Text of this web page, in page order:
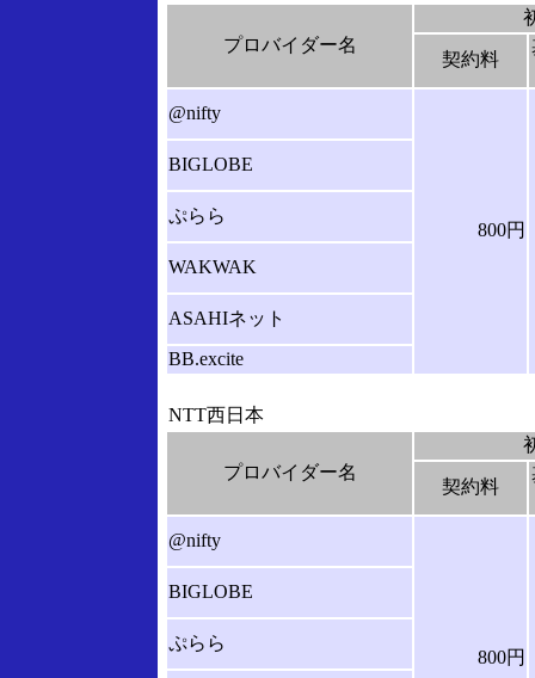
プロバイダー名
契約料
@nifty
800円
BIGLOBE
ぷらら
WAKWAK
ASAHIネット
BB.excite
NTT西日本
プロバイダー名
契約料
@nifty
800円
BIGLOBE
ぷらら